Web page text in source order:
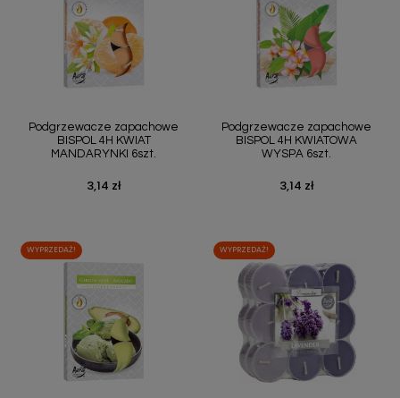
Podgrzewacze zapachowe
BISPOL 4H KWIAT
MANDARYNKI 6szt.
Cena
3,14 zł
Podgrzewacze zapachowe
BISPOL 4H KWIATOWA
WYSPA 6szt.
Cena
3,14 zł
WYPRZEDAŻ! WYPRZEDAŻ!